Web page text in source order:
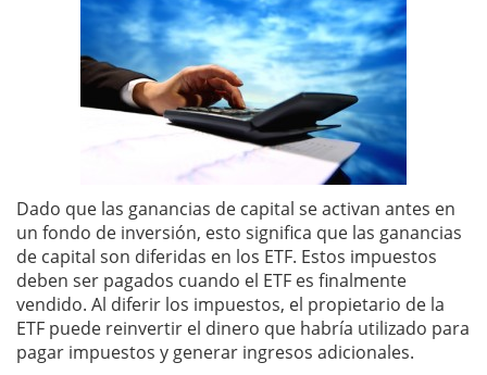
Dado que las ganancias de capital se activan antes en
un fondo de inversión, esto significa que las ganancias
de capital son diferidas en los ETF. Estos impuestos
deben ser pagados cuando el ETF es finalmente
vendido. Al diferir los impuestos, el propietario de la
ETF puede reinvertir el dinero que habría utilizado para
pagar impuestos y generar ingresos adicionales.